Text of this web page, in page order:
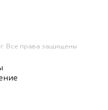
г. Все права защищены